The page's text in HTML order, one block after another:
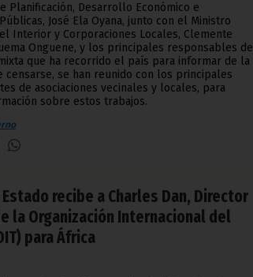
Planificación, Desarrollo Económico e
José Ela Oyana, junto con el Ministro
Interior y Corporaciones Locales, Clemente
Onguene, y los principales responsables de
que ha recorrido el país para informar de la
censarse, se han reunido con los principales
de asociaciones vecinales y locales, para
sobre estos trabajos.
Estado recibe a Charles Dan, Director
la Organización Internacional del
para África